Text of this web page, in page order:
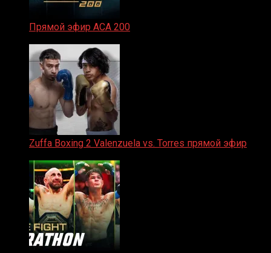
Прямой эфир ACA 200
Zuffa Boxing 2 Valenzuela vs. Torres прямой эфир